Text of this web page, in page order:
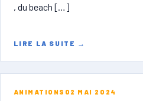
, du beach […]
LIRE LA SUITE →
ANIMATIONS 02 MAI 2024